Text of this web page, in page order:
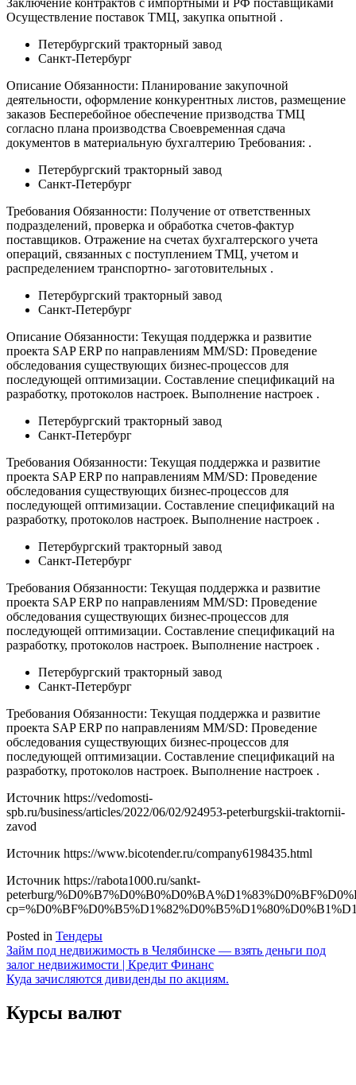
Заключение контрактов с импортными и РФ поставщиками
Осуществление поставок ТМЦ, закупка опытной .
Петербургский тракторный завод
Санкт-Петербург
Описание Обязанности: Планирование закупочной
деятельности, оформление конкурентных листов, размещение
заказов Бесперебойное обеспечение призводства ТМЦ
согласно плана производства Своевременная сдача
документов в материальную бухгалтерию Требования: .
Петербургский тракторный завод
Санкт-Петербург
Требования Обязанности: Получение от ответственных
подразделений, проверка и обработка счетов-фактур
поставщиков. Отражение на счетах бухгалтерского учета
операций, связанных с поступлением ТМЦ, учетом и
распределением транспортно- заготовительных .
Петербургский тракторный завод
Санкт-Петербург
Описание Обязанности: Текущая поддержка и развитие
проекта SAP ERP по направлениям MM/SD: Проведение
обследования существующих бизнес-процессов для
последующей оптимизации. Составление спецификаций на
разработку, протоколов настроек. Выполнение настроек .
Петербургский тракторный завод
Санкт-Петербург
Требования Обязанности: Текущая поддержка и развитие
проекта SAP ERP по направлениям MM/SD: Проведение
обследования существующих бизнес-процессов для
последующей оптимизации. Составление спецификаций на
разработку, протоколов настроек. Выполнение настроек .
Петербургский тракторный завод
Санкт-Петербург
Требования Обязанности: Текущая поддержка и развитие
проекта SAP ERP по направлениям MM/SD: Проведение
обследования существующих бизнес-процессов для
последующей оптимизации. Составление спецификаций на
разработку, протоколов настроек. Выполнение настроек .
Петербургский тракторный завод
Санкт-Петербург
Требования Обязанности: Текущая поддержка и развитие
проекта SAP ERP по направлениям MM/SD: Проведение
обследования существующих бизнес-процессов для
последующей оптимизации. Составление спецификаций на
разработку, протоколов настроек. Выполнение настроек .
Источник https://vedomosti-
spb.ru/business/articles/2022/06/02/924953-peterburgskii-traktornii-
zavod
Источник https://www.bicotender.ru/company6198435.html
Источник https://rabota1000.ru/sankt-
peterburg/
Posted in Тендеры
Навигация
по
Займ под недвижимость в Челябинске — взять деньги под
залог недвижимости | Кредит Финанс
Куда зачисляются дивиденды по акциям.
Курсы валют